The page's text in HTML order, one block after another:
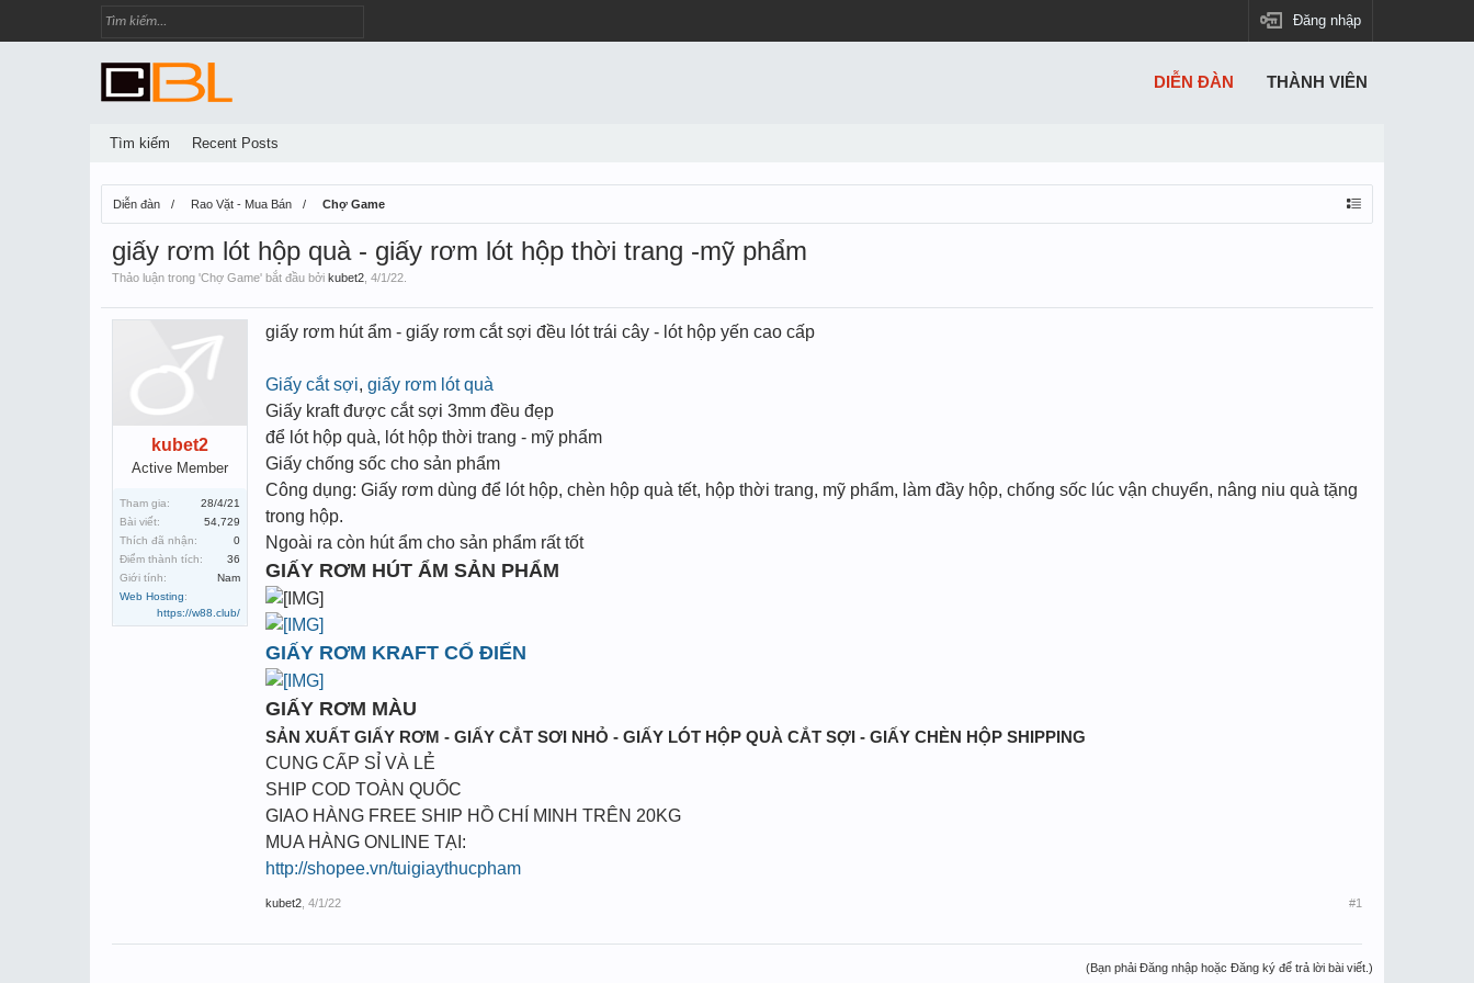
Đăng nhập
Diễn đàn Rao Vặt - Mua Bán Chợ Game
giấy rơm lót hộp quà - giấy rơm lót hộp thời trang -mỹ phẩm
Thảo luận trong 'Chợ Game' bắt đầu bởi kubet2 4/1/22
kubet2
Active Member
Tham gia:
28/4/21
Bài viết:
54,729
Thích đã nhận:
0
Điểm thành tích:
36
Giới tính:
Nam
Web Hosting:
https://w88.club/
giấy rơm hút ẩm - giấy rơm cắt sợi đều lót trái cây - lót hộp yến cao cấp
Giấy cắt sợi, giấy rơm lót quà
Giấy kraft được cắt sợi 3mm đều đẹp
để lót hộp quà, lót hộp thời trang - mỹ phẩm
Giấy chống sốc cho sản phẩm
Công dụng: Giấy rơm dùng để lót hộp, chèn hộp quà tết, hộp thời trang, mỹ phẩm, làm đầy hộp, chống sốc lúc vận chuyển, nâng niu quà tặng
trong hộp.
Ngoài ra còn hút ẩm cho sản phẩm rất tốt
GIẤY RƠM HÚT ẨM SẢN PHẨM
GIẤY RƠM KRAFT CỔ ĐIỂN
GIẤY RƠM MÀU
SẢN XUẤT GIẤY RƠM - GIẤY CẮT SƠI NHỎ - GIẤY LÓT HỘP QUÀ CẮT SỢI - GIẤY CHÈN HỘP SHIPPING
CUNG CẤP SỈ VÀ LẺ
SHIP COD TOÀN QUỐC
GIAO HÀNG FREE SHIP HỒ CHÍ MINH TRÊN 20KG
MUA HÀNG ONLINE TẠI:
http://shopee.vn/tuigiaythucpham
kubet2 4/1/22 #1
(Bạn phải Đăng nhập hoặc Đăng ký để trả lời bài viết.)
DIỄN ĐÀN
Tìm kiếm Recent Posts
THÀNH VIÊN